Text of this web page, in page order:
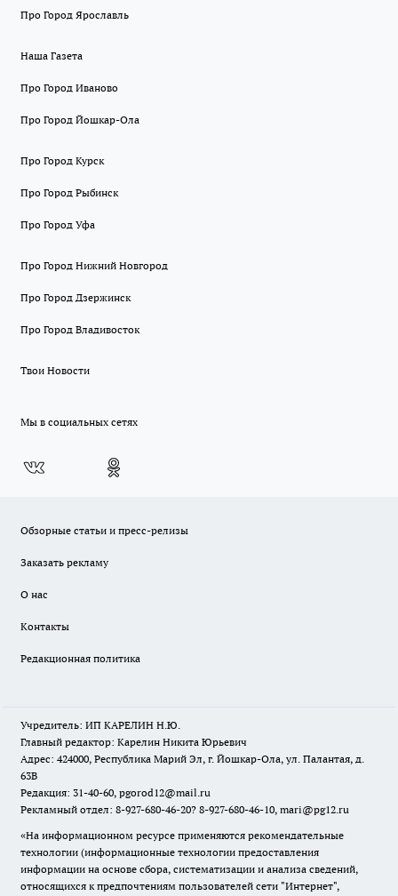
Про Город Ярославль
Наша Газета
Про Город Иваново
Про Город Йошкар-Ола
Про Город Курск
Про Город Рыбинск
Про Город Уфа
Про Город Нижний Новгород
Про Город Дзержинск
Про Город Владивосток
Твои Новости
Мы в социальных сетях
Обзорные статьи и пресс-релизы
Заказать рекламу
О нас
Контакты
Редакционная политика
Учредитель: ИП КАРЕЛИН Н.Ю.
Главный редактор: Карелин Никита Юрьевич
Адрес: 424000, Республика Марий Эл, г. Йошкар-Ола, ул. Палантая, д.
63В
Редакция: 31-40-60, pgorod12@mail.ru
Рекламный отдел: 8-927-680-46-20? 8-927-680-46-10, mari@pg12.ru
«На информационном ресурсе применяются рекомендательные
технологии (информационные технологии предоставления
информации на основе сбора, систематизации и анализа сведений,
относящихся к предпочтениям пользователей сети "Интернет",